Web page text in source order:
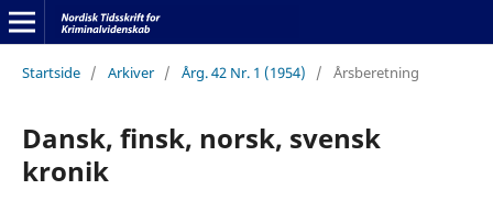
Startside / Arkiver / Årg. 42 Nr. 1 (1954) / Årsberetning
Dansk, finsk, norsk, svensk
kronik